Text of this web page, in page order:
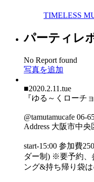
TIMELESS
パーティレ
No Report found
写真を追加
■2020.2.11.tue
『ゆる～くローチ
@tamutamucafe 06-
Address 大阪市中
start-15:00 参加費
ダー制) ※要予約
ング&持ち帰り袋